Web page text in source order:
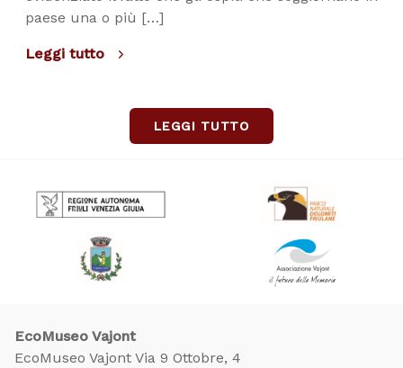
paese una o più […]
Leggi tutto
LEGGI TUTTO
EcoMuseo Vajont
EcoMuseo Vajont Via 9 Ottobre, 4